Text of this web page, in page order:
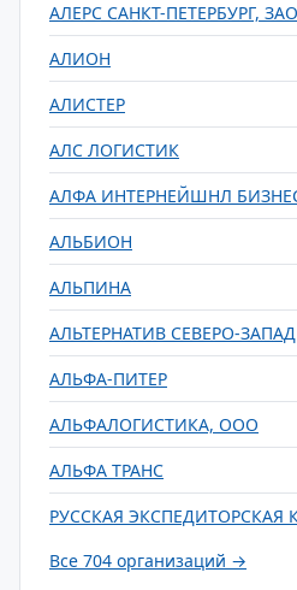
АЛЕРС САНКТ-ПЕТЕРБУРГ, ЗАО
АЛИОН
АЛИСТЕР
АЛС ЛОГИСТИК
АЛФА ИНТЕРНЕЙШНЛ
АЛЬБИОН
АЛЬПИНА
АЛЬТЕРНАТИВ СЕВЕРО-ЗАПАД
АЛЬФА-ПИТЕР
АЛЬФАЛОГИСТИКА, ООО
АЛЬФА ТРАНС
РУССКАЯ ЭКСПЕДИТОРСКАЯ
Все 704 организаций →